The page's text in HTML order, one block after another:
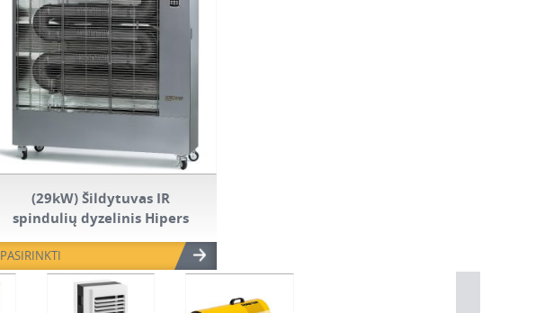
(29kW) Šildytuvas IR
spindulių dyzelinis Hipers
DSO 250
PASIRINKTI